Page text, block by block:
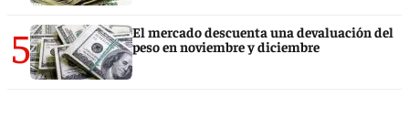
5
El mercado descuenta una devaluación del
peso en noviembre y diciembre